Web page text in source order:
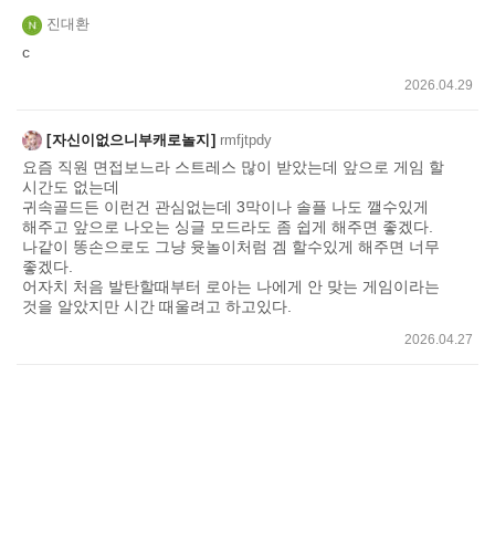
쓰
기
진대환
c
2026.04.29
자신이없으니부캐로놀지 rmfjtpdy
요즘 직원 면접보느라 스트레스 많이 받았는데 앞으로 게임 할
시간도 없는데
귀속골드든 이런건 관심없는데 3막이나 솔플 나도 깰수있게
해주고 앞으로 나오는 싱글 모드라도 좀 쉽게 해주면 좋겠다.
나같이 똥손으로도 그냥 윳놀이처럼 겜 할수있게 해주면 너무
좋겠다.
어자치 처음 발탄할때부터 로아는 나에게 안 맞는 게임이라는
것을 알았지만 시간 때울려고 하고있다.
2026.04.27